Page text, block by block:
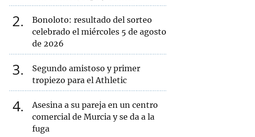
2
Bonoloto: resultado del sorteo
celebrado el miércoles 5 de agosto
de 2026
3
Segundo amistoso y primer
tropiezo para el Athletic
4
Asesina a su pareja en un centro
comercial de Murcia y se da a la
fuga